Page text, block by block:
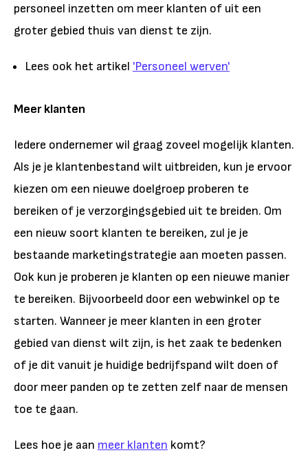
personeel inzetten om meer klanten of uit een
groter gebied thuis van dienst te zijn.
Lees ook het artikel 'Personeel werven'
Meer klanten
Iedere ondernemer wil graag zoveel mogelijk klanten.
Als je je klantenbestand wilt uitbreiden, kun je ervoor
kiezen om een nieuwe doelgroep proberen te
bereiken of je verzorgingsgebied uit te breiden. Om
een nieuw soort klanten te bereiken, zul je je
bestaande marketingstrategie aan moeten passen.
Ook kun je proberen je klanten op een nieuwe manier
te bereiken. Bijvoorbeeld door een webwinkel op te
starten. Wanneer je meer klanten in een groter
gebied van dienst wilt zijn, is het zaak te bedenken
of je dit vanuit je huidige bedrijfspand wilt doen of
door meer panden op te zetten zelf naar de mensen
toe te gaan.
Lees hoe je aan meer klanten komt?